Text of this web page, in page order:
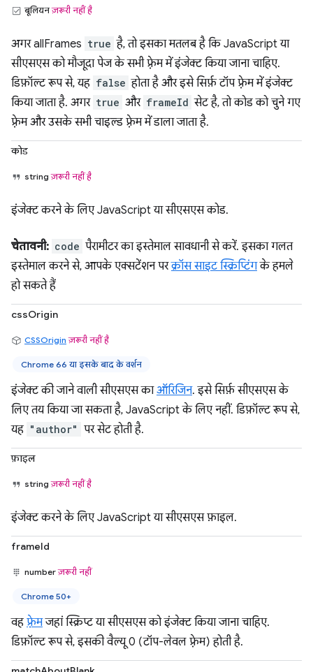
बूलियनज़रूरी नहीं है
अगर allFrames true है, तो इसका मतलब है कि JavaScript या
सीएसएस को मौजूदा पेज के सभी फ़्रेम में इंजेक्ट किया जाना चाहिए.
डिफ़ॉल्ट रूप से, यह false होता है और इसे सिर्फ़ टॉप फ़्रेम में इंजेक्ट
किया जाता है. अगर true और frameId सेट है, तो कोड को चुने गए
फ़्रेम और उसके सभी चाइल्ड फ़्रेम में डाला जाता है.
कोड
stringज़रूरी नहीं है
इंजेक्ट करने के लिए JavaScript या सीएसएस कोड.
चेतावनी: code पैरामीटर का इस्तेमाल सावधानी से करें. इसका गलत
इस्तेमाल करने से, आपके एक्सटेंशन परक्रॉस साइट स्क्रिप्टिंगके हमले
हो सकते हैं
cssOrigin
CSSOrigin ज़रूरी नहीं है
Chrome 66 या इसके बाद के वर्शन
इंजेक्ट की जाने वाली सीएसएस काऑरिजिन. इसे सिर्फ़ सीएसएस के
लिए तय किया जा सकता है, JavaScript के लिए नहीं. डिफ़ॉल्ट रूप से,
यह "author" पर सेट होती है.
फ़ाइल
stringज़रूरी नहीं है
इंजेक्ट करने के लिए JavaScript या सीएसएस फ़ाइल.
frameId
numberज़रूरी नहीं
Chrome 50+
वह फ़्रेमजहां स्क्रिप्ट या सीएसएस को इंजेक्ट किया जाना चाहिए.
डिफ़ॉल्ट रूप से, इसकी वैल्यू 0 (टॉप-लेवल फ़्रेम) होती है.